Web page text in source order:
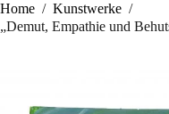
Home / Kunstwerke /
„Demut, Empathie und